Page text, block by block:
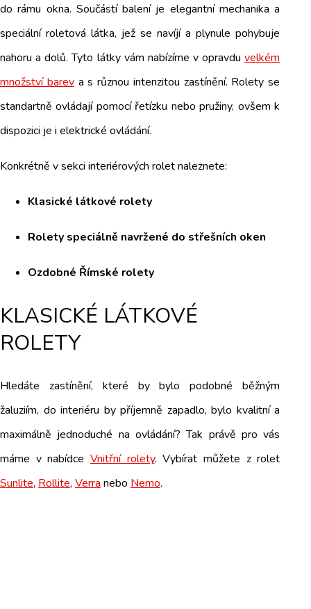
do rámu okna. Součástí balení je elegantní mechanika a
speciální roletová látka, jež se navíjí a plynule pohybuje
nahoru a dolů. Tyto látky vám nabízíme v opravduvelkém
množství bareva s různou intenzitou zastínění. Rolety se
standartně ovládají pomocí řetízku nebo pružiny, ovšem k
dispozici je i elektrické ovládání.
Konkrétně v sekci interiérových rolet naleznete:
Klasické látkové rolety
Rolety speciálně navržené do střešních oken
Ozdobné Římské rolety
KLASICKÉ LÁTKOVÉ
ROLETY
Hledáte zastínění, které by bylo podobné běžným
žaluziím, do interiéru by příjemně zapadlo, bylo kvalitní a
maximálně jednoduché na ovládání? Tak právě pro vás
máme v nabídce Vnitřní rolety. Vybírat můžete z rolet
Sunlite, Rollite, Verra nebo Nemo.